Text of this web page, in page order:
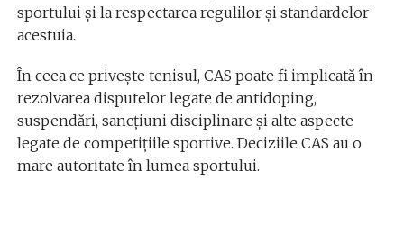
sportului și la respectarea regulilor și standardelor
acestuia.
În ceea ce privește tenisul, CAS poate fi implicată în
rezolvarea disputelor legate de antidoping,
suspendări, sancțiuni disciplinare și alte aspecte
legate de competițiile sportive. Deciziile CAS au o
mare autoritate în lumea sportului.